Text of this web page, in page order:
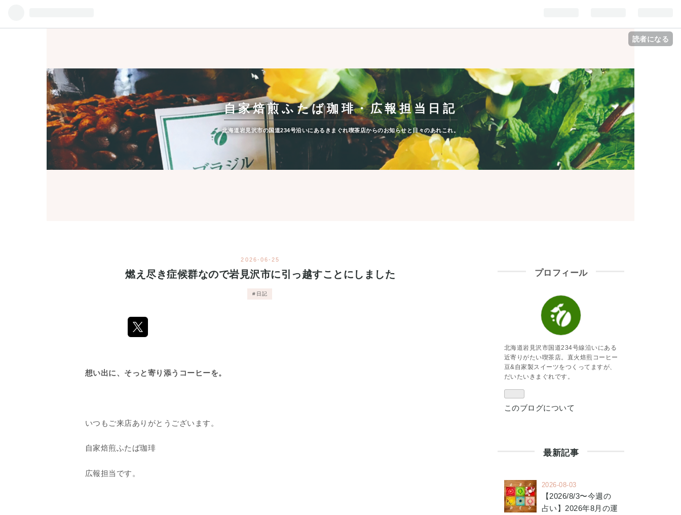
読者になる
自家焙煎ふたば珈琲・広報担当日記
北海道岩見沢市の国道234号沿いにあるきまぐれ喫茶店からのお知らせと日々のあれこれ。
2026- 06-25
燃え尽き症候群なので岩見沢市に引っ越すことにしました
日記
想い出に、そっと寄り添うコーヒーを。
いつもご来店ありがとうございます。
自家焙煎ふたば珈琲
広報担当です。
プロフィール
北海道岩見沢市国道234号線沿いにある
近寄りがたい喫茶店。直火焙煎コーヒー
豆&自家製スイーツをつくってますが、
だいたいきまぐれです。
このブログについて
最新記事
2026-08-03
【2026/8/3〜今週の
占い】2026年8月の運